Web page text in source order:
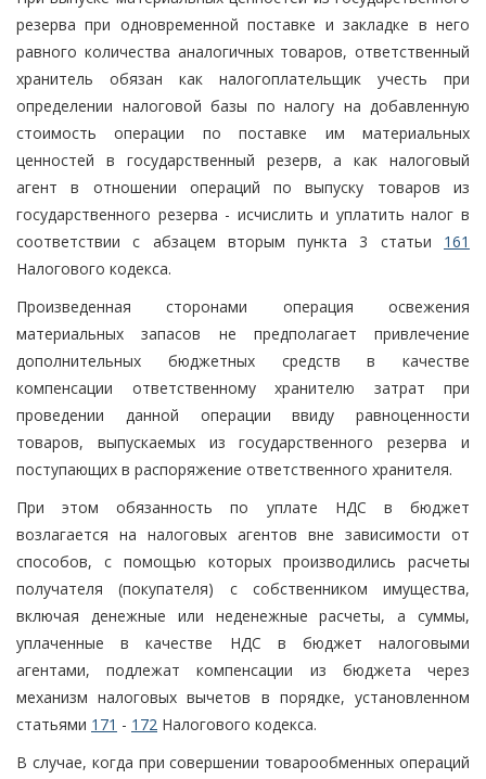
резерва при одновременной поставке и закладке в него
равного количества аналогичных товаров, ответственный
хранитель обязан как налогоплательщик учесть при
определении налоговой базы по налогу на добавленную
стоимость операции по поставке им материальных
ценностей в государственный резерв, а как налоговый
агент в отношении операций по выпуску товаров из
государственного резерва - исчислить и уплатить налог в
соответствии с абзацем вторым пункта 3 статьи 161
Налогового кодекса.
Произведенная сторонами операция освежения
материальных запасов не предполагает привлечение
дополнительных бюджетных средств в качестве
компенсации ответственному хранителю затрат при
проведении данной операции ввиду равноценности
товаров, выпускаемых из государственного резерва и
поступающих в распоряжение ответственного хранителя.
При этом обязанность по уплате НДС в бюджет
возлагается на налоговых агентов вне зависимости от
способов, с помощью которых производились расчеты
получателя (покупателя) с собственником имущества,
включая денежные или неденежные расчеты, а суммы,
уплаченные в качестве НДС в бюджет налоговыми
агентами, подлежат компенсации из бюджета через
механизм налоговых вычетов в порядке, установленном
статьями 171 - 172 Налогового кодекса.
В случае, когда при совершении товарообменных операций